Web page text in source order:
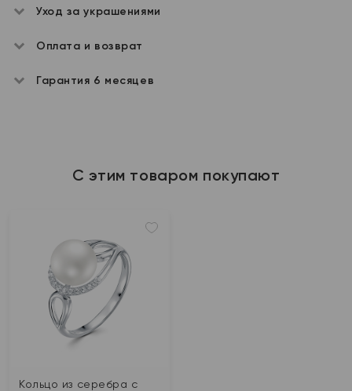
Уход за украшениями
Оплата и возврат
Гарантия 6 месяцев
С этим товаром покупают
Кольцо из серебра с